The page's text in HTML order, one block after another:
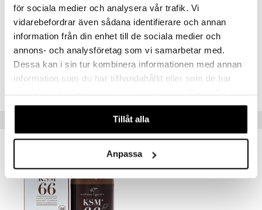
för sociala medier och analysera vår trafik. Vi
vidarebefordrar även sådana identifierare och annan
information från din enhet till de sociala medier och
annons- och analysföretag som vi samarbetar med.
Dessa kan i sin tur kombinera informationen med annan
information som du har tillhandahållit eller som de har
våra cookies vid fortsatt användande av vår webbplats.
Tillåt alla
Anpassa
**DRI ej fastställt
Artikelnr
HKA1G-2O-60
Lägsta pris senaste 30 dagarna: 205 kr
Tips till dig